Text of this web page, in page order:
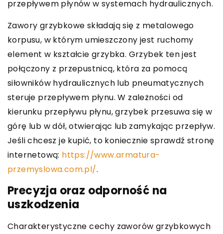
przepływem płynów w systemach hydraulicznych.
Zawory grzybkowe składają się z metalowego
korpusu, w którym umieszczony jest ruchomy
element w kształcie grzybka. Grzybek ten jest
połączony z przepustnicą, która za pomocą
siłowników hydraulicznych lub pneumatycznych
steruje przepływem płynu. W zależności od
kierunku przepływu płynu, grzybek przesuwa się w
górę lub w dół, otwierając lub zamykając przepływ.
Jeśli chcesz je kupić, to koniecznie sprawdź stronę
internetową: https://www.armatura-
przemyslowa.com.pl/.
Precyzja oraz odporność na
uszkodzenia
Charakterystyczne cechy zaworów grzybkowych